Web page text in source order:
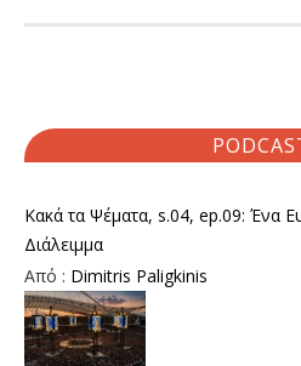
Κακά τα Ψέματα, s.04, ep.09: Ένα
Διάλειμμα
Από : Dimitris Paligkinis